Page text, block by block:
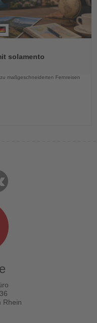
solamento
maßgeschneiderten Fernreisen
Rhein